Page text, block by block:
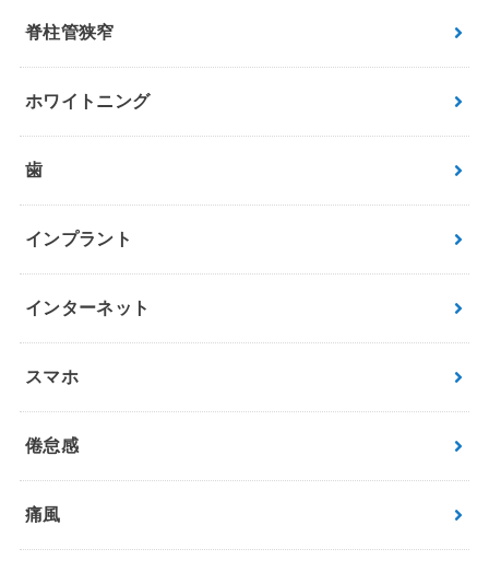
脊柱管狭窄
ホワイトニング
歯
インプラント
インターネット
スマホ
倦怠感
痛風